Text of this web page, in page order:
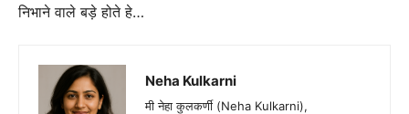
निभाने वाले बड़े होते हे…
Neha Kulkarni
मी नेहा कुलकर्णी (Neha Kulkarni),